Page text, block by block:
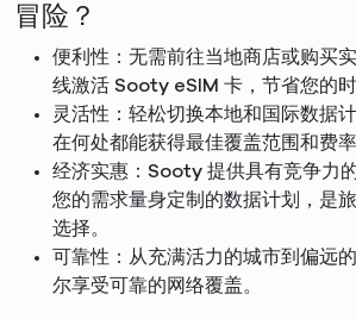
冒险？
便利性：无需前往当地商店或购买
线激活 Sooty eSIM 卡，节省您的时
灵活性：轻松切换本地和国际数据
在何处都能获得最佳覆盖范围和费率
经济实惠：Sooty 提供具有竞争力
您的需求量身定制的数据计划，是
选择。
可靠性：从充满活力的城市到偏远
尔享受可靠的网络覆盖。